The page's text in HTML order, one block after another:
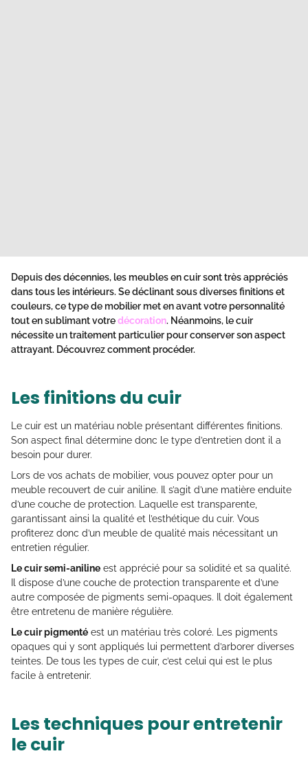
Depuis des décennies, les meubles en cuir sont très appréciés
dans tous les intérieurs. Se déclinant sous diverses finitions et
couleurs, ce type de mobilier met en avant votre personnalité
tout en sublimant votredécoration. Néanmoins, le cuir
nécessite un traitement particulier pour conserver son aspect
attrayant. Découvrez comment procéder.
Les finitions du cuir
Le cuir est un matériau noble présentant différentes finitions.
Son aspect final détermine donc le type d’entretien dont il a
besoin pour durer.
Lors de vos achats de mobilier, vous pouvez opter pour un
meuble recouvert de cuir aniline. Il s’agit d’une matière enduite
d’une couche de protection. Laquelle est transparente,
garantissant ainsi la qualité et l’esthétique du cuir. Vous
profiterez donc d’un meuble de qualité mais nécessitant un
entretien régulier.
Le cuir semi-aniline est apprécié pour sa solidité et sa qualité.
Il dispose d’une couche de protection transparente et d’une
autre composée de pigments semi-opaques. Il doit également
être entretenu de manière régulière.
Le cuir pigmenté est un matériau très coloré. Les pigments
opaques qui y sont appliqués lui permettent d’arborer diverses
teintes. De tous les types de cuir, c’est celui qui est le plus
facile à entretenir.
Les techniques pour entretenir
le cuir